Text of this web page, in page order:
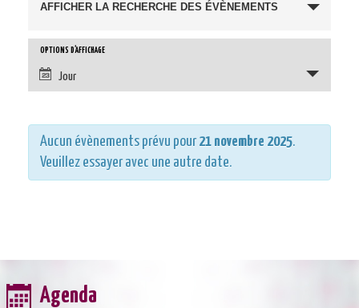
AFFICHER LA RECHERCHE DES ÉVÈNEMENTS
OPTIONS D’AFFICHAGE
Jour
Aucun évènements prévu pour21 novembre 2025.
Veuillez essayer avec une autre date.
Agenda